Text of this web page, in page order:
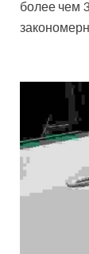
более чем